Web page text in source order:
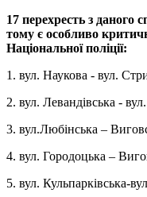
17 перехресть з даного
тому є особливо
Національної поліції:
1. вул. Наукова - вул.
2. вул. Левандівська -
3. вул.Любінська –
4. вул. Городоцька –
5. вул. Кульпарківська-